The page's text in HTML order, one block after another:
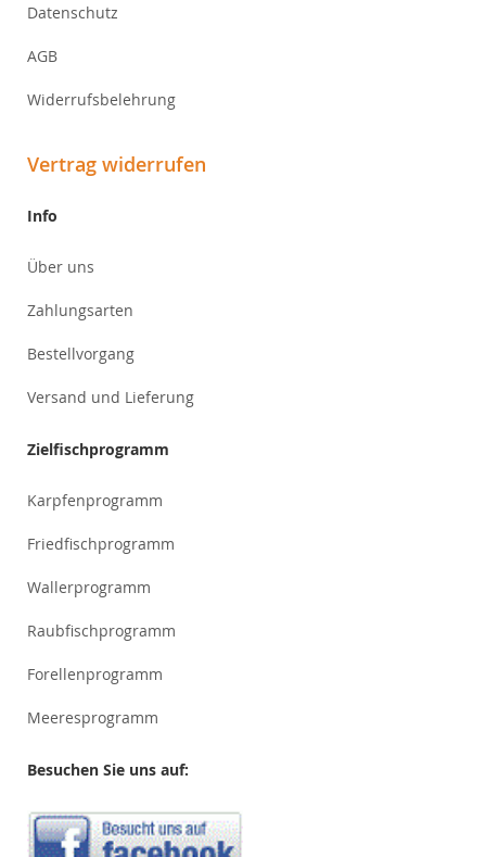
Datenschutz
AGB
Widerrufsbelehrung
Vertrag widerrufen
Info
Über uns
Zahlungsarten
Bestellvorgang
Versand und Lieferung
Zielfischprogramm
Karpfenprogramm
Friedfischprogramm
Wallerprogramm
Raubfischprogramm
Forellenprogramm
Meeresprogramm
Besuchen Sie uns auf: